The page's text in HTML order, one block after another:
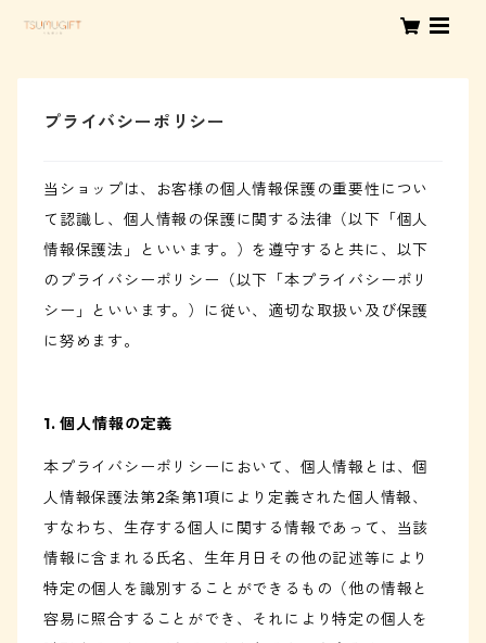
プライバシーポリシー
当ショップは、お客様の個人情報保護の重要性につい
て認識し、個人情報の保護に関する法律（以下「個人
情報保護法」といいます。）を遵守すると共に、以下
のプライバシーポリシー（以下「本プライバシーポリ
シー」といいます。）に従い、適切な取扱い及び保護
に努めます。
1. 個人情報の定義
本プライバシーポリシーにおいて、個人情報とは、個
人情報保護法第2条第1項により定義された個人情報、
すなわち、生存する個人に関する情報であって、当該
情報に含まれる氏名、生年月日その他の記述等により
特定の個人を識別することができるもの（他の情報と
容易に照合することができ、それにより特定の個人を